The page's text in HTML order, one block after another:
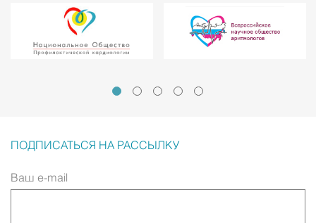
ПОДПИСАТЬСЯ НА РАССЫЛКУ
Ваш e-mail